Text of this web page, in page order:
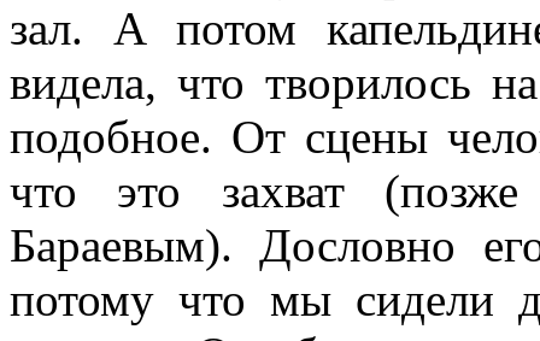
зал. А потом
видела, что творилось
подобное. От сцены
что это захват
Бараевым). Дословно
потому что мы сидели